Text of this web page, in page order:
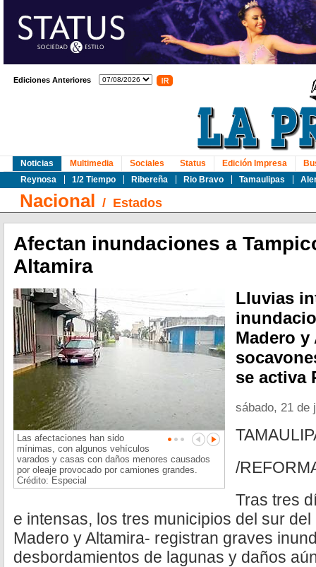
Ediciones Anteriores
Noticias
Reynosa
1/2 Tiempo Ribereña Rio Bravo Tamaulipas
Multimedia Sociales Status Edición Impresa
Nacional / Estados
Afectan inundaciones a
Altamira
Las afectaciones han sido
mínimas, con algunos vehículos
varados y casas con daños menores causados
por oleaje provocado por camiones grandes.
Crédito: Especial
Lluvias
Madero
se activa
sábado, 21 de
/
Tras tres
e intensas, los tres municipios del sur del
Madero y Altamira- registran graves
desbordamientos de lagunas y daños